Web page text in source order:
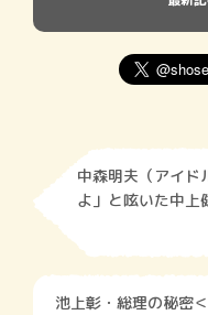
中森明夫（アイド
よ」と呟いた中上
池上彰・総理の秘密